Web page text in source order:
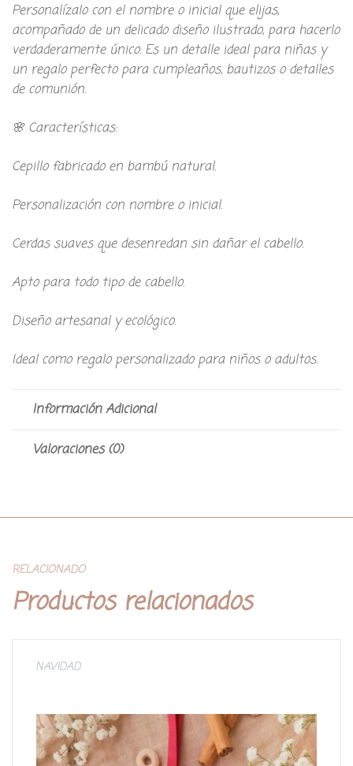
Personalízalo con el nombre o inicial que elijas,
acompañado de un delicado diseño ilustrado, para hacerlo
verdaderamente único. Es un detalle ideal para niñas y
un regalo perfecto para cumpleaños, bautizos o detalles
de comunión.
🌸 Características:
Cepillo fabricado en bambú natural.
Personalización con nombre o inicial.
Cerdas suaves que desenredan sin dañar el cabello.
Apto para todo tipo de cabello.
Diseño artesanal y ecológico.
Ideal como regalo personalizado para niños o adultos.
Información Adicional
Valoraciones (0)
RELACIONADO
Productos relacionados
NAVIDAD